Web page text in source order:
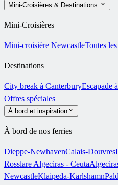
Mini-Croisières & Destinations
Mini-Croisières
Mini-croisière NewcastleToutes
Destinations
City break à CanterburyEscapade
Offres spéciales
À bord et inspiration
À bord de nos ferries
Dieppe-NewhavenCalais-Douvres
Rosslare Algeciras - Ceuta
NewcastleKlaipeda-Karlshamn